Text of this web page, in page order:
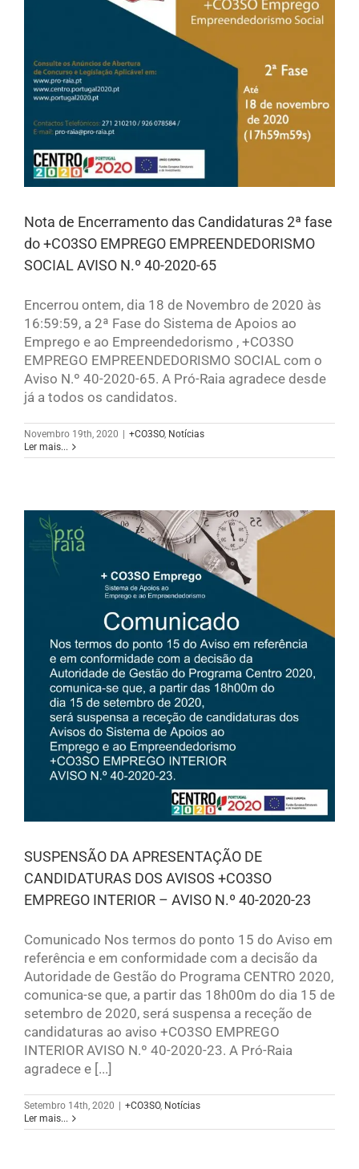
Nota de Encerramento das Candidaturas 2ª fase
do +CO3SO EMPREGO EMPREENDEDORISMO
SOCIAL AVISO N.º 40-2020-65
Encerrou ontem, dia 18 de Novembro de 2020 às
16:59:59, a 2ª Fase do Sistema de Apoios ao
Emprego e ao Empreendedorismo , +CO3SO
EMPREGO EMPREENDEDORISMO SOCIAL com o
Aviso N.º 40-2020-65. A Pró-Raia agradece desde
já a todos os candidatos.
Novembro 19th, 2020 +CO3SO, Notícias
Ler mais...
SUSPENSÃO DA APRESENTAÇÃO DE
CANDIDATURAS DOS AVISOS +CO3SO
EMPREGO INTERIOR – AVISO N.º 40-2020-23
Comunicado Nos termos do ponto 15 do Aviso em
referência e em conformidade com a decisão da
Autoridade de Gestão do Programa CENTRO 2020,
comunica-se que, a partir das 18h00m do dia 15 de
setembro de 2020, será suspensa a receção de
candidaturas ao aviso +CO3SO EMPREGO
INTERIOR AVISO N.º 40-2020-23. A Pró-Raia
agradece e [...]
Setembro 14th, 2020 +CO3SO, Notícias
Ler mais...